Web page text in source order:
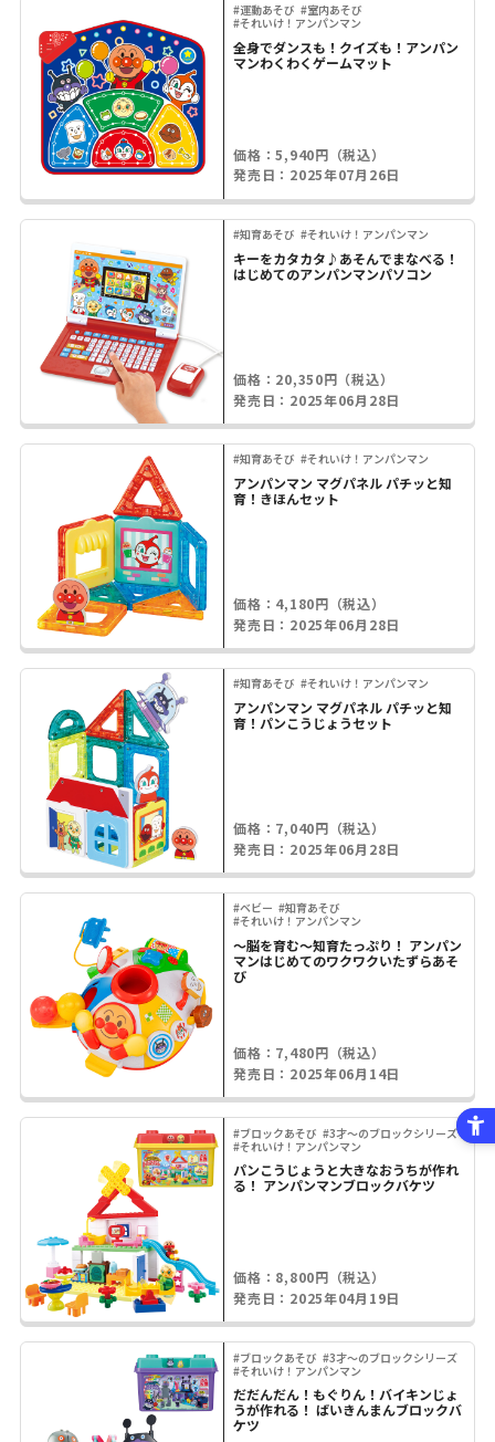
#運動あそび #室内あそび
#それいけ！アンパンマン
全身でダンスも！クイズも！アンパン
マンわくわくゲームマット
価格：5,940円（税込）
発売日：2025年07月26日
#知育あそび #それいけ！アンパンマン
キーをカタカタ♪あそんでまなべる！
はじめてのアンパンマンパソコン
価格：20,350円（税込）
発売日：2025年06月28日
#知育あそび #それいけ！アンパンマン
アンパンマン マグパネル パチッと知
育！きほんセット
価格：4,180円（税込）
発売日：2025年06月28日
#知育あそび #それいけ！アンパンマン
アンパンマン マグパネル パチッと知
育！パンこうじょうセット
価格：7,040円（税込）
発売日：2025年06月28日
#ベビー #知育あそび
#それいけ！アンパンマン
～脳を育む～知育たっぷり！ アンパン
マンはじめてのワクワクいたずらあそ
び
価格：7,480円（税込）
発売日：2025年06月14日
#ブロックあそび #3才～のブロックシリーズ
#それいけ！アンパンマン
パンこうじょうと大きなおうちが作れ
る！ アンパンマンブロックバケツ
価格：8,800円（税込）
発売日：2025年04月19日
#ブロックあそび #3才～のブロックシリーズ
#それいけ！アンパンマン
だだんだん！もぐりん！バイキンじょ
うが作れる！ ばいきんまんブロックバ
ケツ